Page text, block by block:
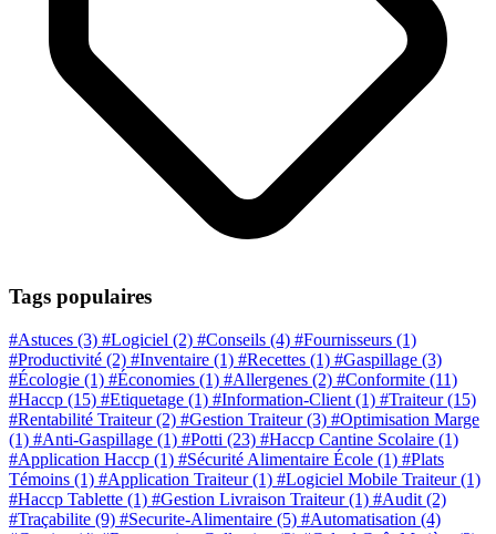
Tags populaires
#Astuces (3) #Logiciel (2) #Conseils (4) #Fournisseurs (1)
#Productivité (2) #Inventaire (1) #Recettes (1) #Gaspillage (3)
#Écologie (1) #Économies (1) #Allergenes (2) #Conformite (11)
#Haccp (15) #Etiquetage (1) #Information-Client (1) #Traiteur(15)
#Rentabilité Traiteur(2) #Gestion Traiteur(3) #Optimisation Marge
(1) #Anti-Gaspillage (1) #Potti (23) #Haccp Cantine Scolaire (1)
#Application Haccp (1) #Sécurité Alimentaire École (1) #Plats
Témoins (1) #Application Traiteur(1) #Logiciel Mobile Traiteur(1)
#Haccp Tablette (1) #Gestion Livraison Traiteur(1) #Audit (2)
#Traçabilite (9) #Securite-Alimentaire (5) #Automatisation (4)